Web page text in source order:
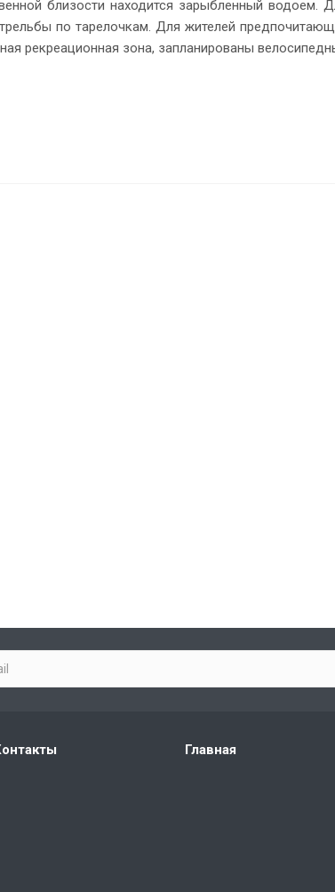
близости находится зарыбленный водоем.
по тарелочкам. Для жителей
рекреационная зона, запланированы
Главная